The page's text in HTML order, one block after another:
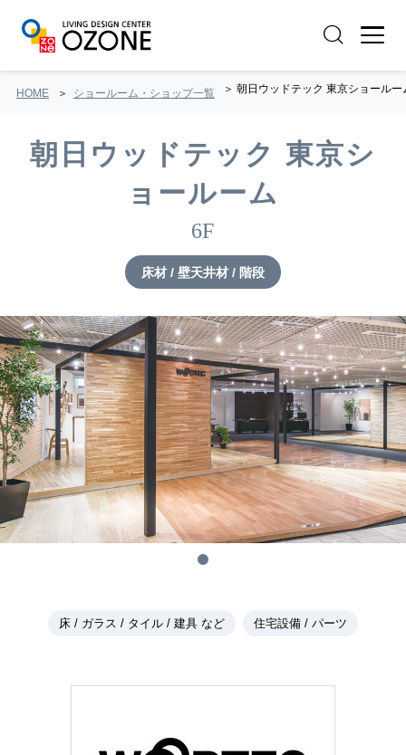
HOME ショールーム・ショップ一覧 朝日ウッドテック 東京ショールー
朝日ウッドテック 東京シ
ョールーム
6F
床材 / 壁天井材 / 階段
床 / ガラス / タイル / 建具 など 住宅設備 / パーツ